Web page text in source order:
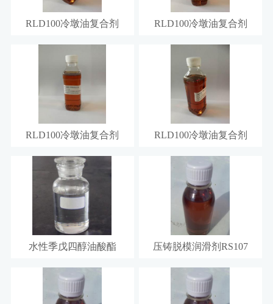
RLD100冷墩油复合剂 RLD100冷墩油复合剂
RLD100冷墩油复合剂 RLD100冷墩油复合剂
水性季戊四醇油酸酯 压铸脱模润滑剂RS107